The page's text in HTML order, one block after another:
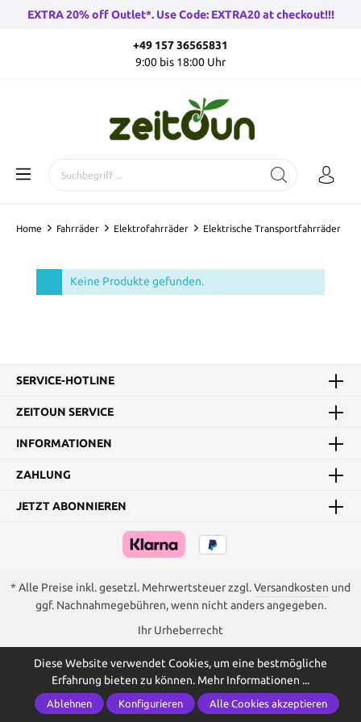
EXTRA 20% off Outlet*. Use Code: EXTRA20 at checkout!!!
+49 157 36565831
9:00 bis 18:00 Uhr
Home Fahrräder Elektrofahrräder Elektrische Transportfahrräder
Keine Produkte gefunden.
SERVICE-HOTLINE
ZEITOUN SERVICE
INFORMATIONEN
ZAHLUNG
JETZT ABONNIEREN
* Alle Preise inkl. gesetzl. Mehrwertsteuer zzgl.Versandkosten und
ggf. Nachnahmegebühren, wenn nicht anders angegeben.
Ihr Urheberrecht
Diese Website verwendet Cookies, um eine bestmögliche
Erfahrung bieten zu können. Mehr Informationen ...
Ablehnen Konfigurieren Alle Cookies akzeptieren